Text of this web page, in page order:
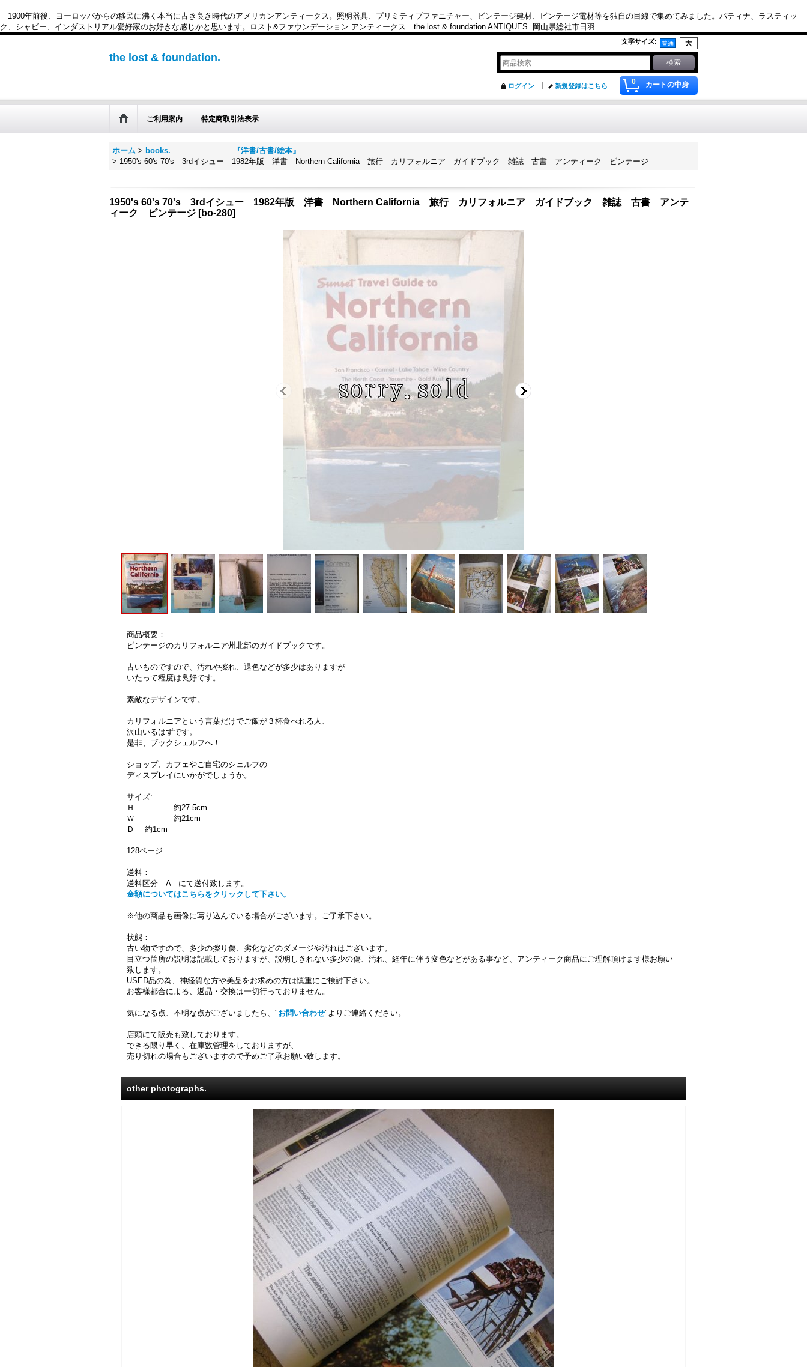
1900年前後、ヨーロッパからの移民に沸く本当に古き良き時代のアメリカンアンティークス。照明器具、プリミティブファニチャー、ビンテージ建材、ビンテージ電材等を独自の目線で集めてみました。パティナ、ラスティッ
ク、シャビー、インダストリアル愛好家のお好きな感じかと思います。ロスト&ファウンデーション アンティークス the lost & foundation ANTIQUES. 岡山県総社市日羽
文字サイズ:
the lost & foundation.
0 カートの中身
ログイン 新規登録はこちら
ご利用案内 特定商取引法表示
ホーム > books. 『洋書/古書/絵本』
> 1950's 60's 70's 3rdイシュー 1982年版 洋書 Northern California 旅行 カリフォルニア ガイドブック 雑誌 古書 アンティーク ビンテージ
1950's 60's 70's 3rdイシュー 1982年版 洋書 Northern California 旅行 カリフォルニア ガイドブック 雑誌 古書 アンテ
ィーク ビンテージ [bo-280]
商品概要：
ビンテージのカリフォルニア州北部のガイドブックです。
古いものですので、汚れや擦れ、退色などが多少はありますが
いたって程度は良好です。
素敵なデザインです。
カリフォルニアという言葉だけでご飯が３杯食べれる人、
沢山いるはずです。
是非、ブックシェルフへ！
ショップ、カフェやご自宅のシェルフの
ディスプレイにいかがでしょうか。
サイズ:
Ｈ 約27.5cm
Ｗ 約21cm
Ｄ 約1cm
128ページ
送料：
送料区分 A にて送付致します。
金額についてはこちらをクリックして下さい。
※他の商品も画像に写り込んでいる場合がございます。ご了承下さい。
状態：
古い物ですので、多少の擦り傷、劣化などのダメージや汚れはございます。
目立つ箇所の説明は記載しておりますが、説明しきれない多少の傷、汚れ、経年に伴う変色などがある事など、アンティーク商品にご理解頂けます様お願い
致します。
USED品の為、神経質な方や美品をお求めの方は慎重にご検討下さい。
お客様都合による、返品・交換は一切行っておりません。
気になる点、不明な点がございましたら、"お問い合わせ"よりご連絡ください。
店頭にて販売も致しております。
できる限り早く、在庫数管理をしておりますが、
売り切れの場合もございますので予めご了承お願い致します。
other photographs.